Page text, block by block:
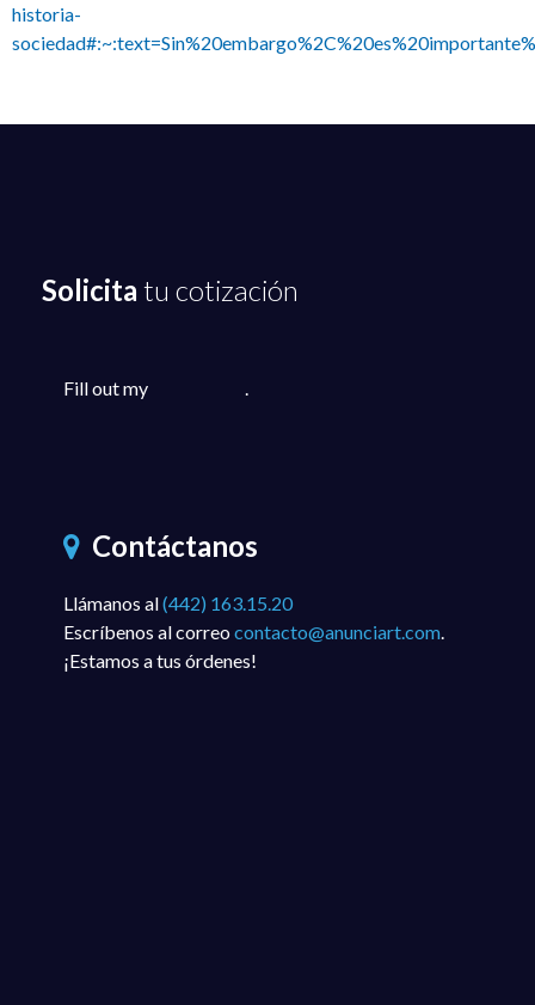
historia-
Solicita tu cotización
Fill out my
Contáctanos
Llámanos al(442) 163.15.20
Escríbenos al correo contacto@anunciart.com.
¡Estamos a tus órdenes!